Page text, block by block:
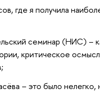
где я получила
семинар (НИС) –
критическое
– это было